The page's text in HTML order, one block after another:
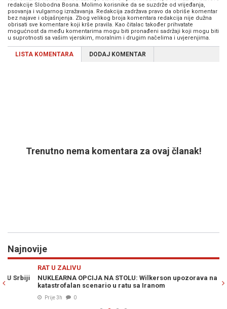
redakcije Slobodna Bosna. Molimo korisnike da se suzdrže od vrijeđanja,
psovanja i vulgarnog izražavanja. Redakcija zadržava pravo da obriše komentar
bez najave i objašnjenja. Zbog velikog broja komentara redakcija nije dužna
obrisati sve komentare koji krše pravila. Kao čitalac također prihvatate
mogućnost da među komentarima mogu biti pronađeni sadržaji koji mogu biti
u suprotnosti sa vašim vjerskim, moralnim i drugim načelima i uvjerenjima.
LISTA KOMENTARA DODAJ KOMENTAR
Trenutno nema komentara za ovaj članak!
Najnovije
RAT U ZALIVU
NUKLEARNA OPCIJA NA STOLU: Wilkerson upozorava na
katastrofalan scenario u ratu sa Iranom
0